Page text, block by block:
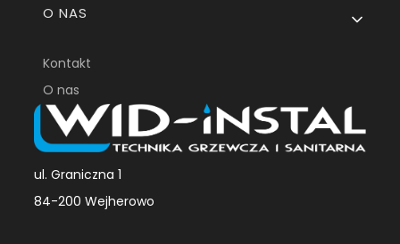
O NAS
Kontakt
O nas
ul. Graniczna 1
84-200 Wejherowo